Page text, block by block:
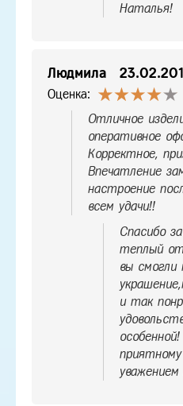
Наталья!
Людмила
Оценка:
Отличное
оперативное
Корректное,
Впечатление
настроение
всем удачи!!
Спасибо
теплый
вы смогли
и так